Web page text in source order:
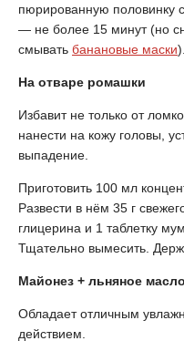
пюрированную половинку
— не более 15 минут (но
смывать банановые маски).
На отваре ромашки
Избавит не только от
нанести на кожу головы,
выпадение.
Приготовить 100 мл
Развести в нём 35 г
глицерина и 1 таблетку
Тщательно вымесить.
Майонез + льняное масло
Обладает отличным
действием.